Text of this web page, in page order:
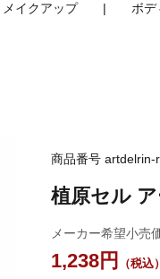
メイクアップ ボデ
商品番号 artdelrin-
植原セル
メーカー希望小売
1,238